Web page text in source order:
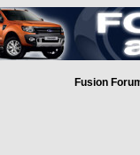
Fusion